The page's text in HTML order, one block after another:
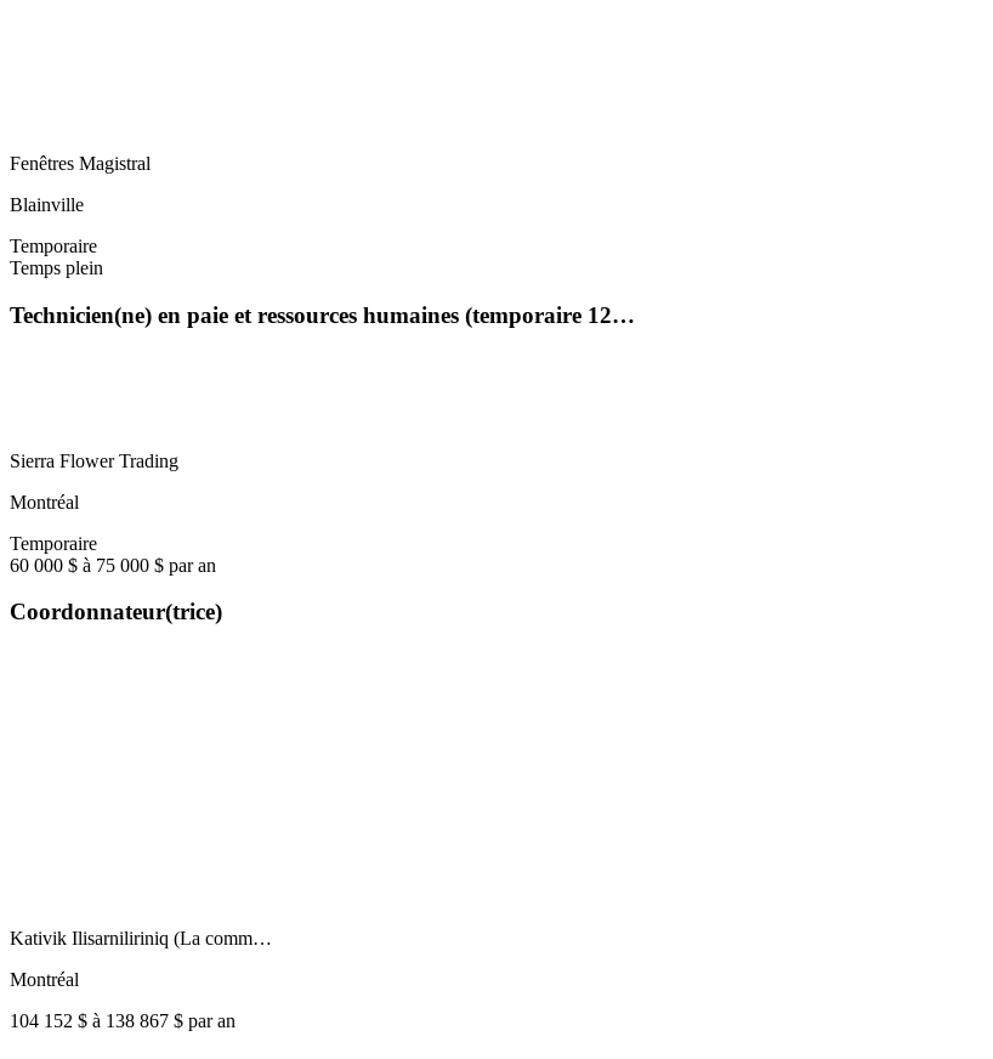
Fenêtres Magistral
Blainville
Temporaire
Temps plein
Technicien(ne) en paie et ressources humaines (temporaire 12…
Sierra Flower Trading
Montréal
Temporaire
60 000 $ à 75 000 $ par an
Coordonnateur(trice)
Kativik Ilisarniliriniq (La comm…
Montréal
104 152 $ à 138 867 $ par an